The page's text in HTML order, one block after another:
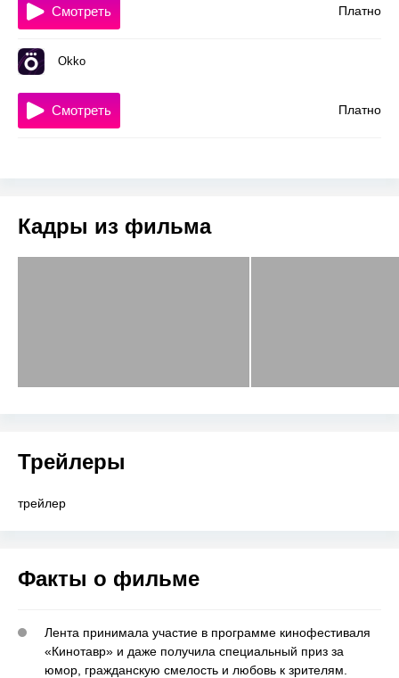
Платно
Смотреть
Okko
Платно
Смотреть
Кадры из фильма
Трейлеры
трейлер
Факты о фильме
Лента принимала участие в программе кинофестиваля
«Кинотавр» и даже получила специальный приз за
юмор, гражданскую смелость и любовь к зрителям.